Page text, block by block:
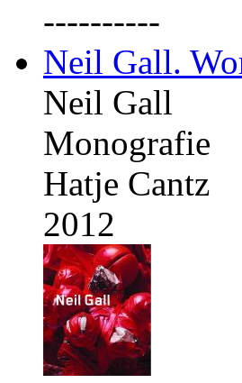
----------
Neil Gall.
Neil Gall
Monografie
Hatje Cantz
2012